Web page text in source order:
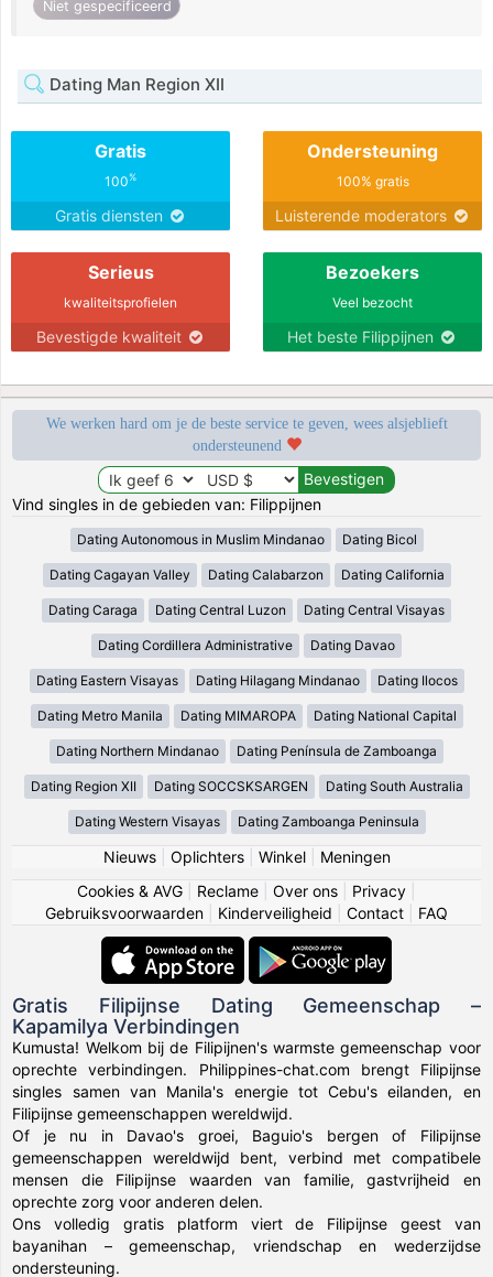
Niet gespecificeerd
Dating Man Region XII
Gratis
100%
Gratis diensten
Ondersteuning
100% gratis
Luisterende moderators
Serieus
kwaliteitsprofielen
Bevestigde kwaliteit
Bezoekers
Veel bezocht
Het beste Filippijnen
We werken hard om je de beste service te geven, wees alsjeblieft
ondersteunend
Vind singles in de gebieden van: Filippijnen
Dating Autonomous in Muslim Mindanao Dating Bicol
Dating Cagayan Valley Dating Calabarzon Dating California
Dating Caraga Dating Central Luzon Dating Central Visayas
Dating Cordillera Administrative Dating Davao
Dating Eastern Visayas Dating Hilagang Mindanao Dating Ilocos
Dating Metro Manila Dating MIMAROPA Dating National Capital
Dating Northern Mindanao Dating Península de Zamboanga
Dating Region XII Dating SOCCSKSARGEN Dating South Australia
Dating Western Visayas Dating Zamboanga Peninsula
Nieuws| Oplichters| Winkel| Meningen
Cookies & AVG
Reclame Over ons Privacy
Gebruiksvoorwaarden
Kinderveiligheid Contact FAQ
Gratis Filipijnse Dating Gemeenschap –
Kapamilya Verbindingen
Kumusta! Welkom bij de Filipijnen's warmste gemeenschap voor
oprechte verbindingen. Philippines-chat.com brengt Filipijnse
singles samen van Manila's energie tot Cebu's eilanden, en
Filipijnse gemeenschappen wereldwijd.
Of je nu in Davao's groei, Baguio's bergen of Filipijnse
gemeenschappen wereldwijd bent, verbind met compatibele
mensen die Filipijnse waarden van familie, gastvrijheid en
oprechte zorg voor anderen delen.
Ons volledig gratis platform viert de Filipijnse geest van
bayanihan – gemeenschap, vriendschap en wederzijdse
ondersteuning.